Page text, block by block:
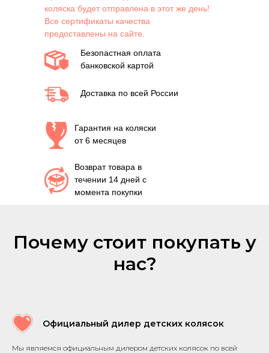
коляска будет отправлена в этот же день!
Все сертификаты качества
предоставлены на сайте.
Возврат товара в
течении 14 дней с
момента покупки
Гарантия на коляски
от 6 месяцев
Безопастная оплата
банковской картой
Доставка по всей России
Почему стоит покупать у
нас?
Официальный дилер детских колясок
Мы являемся официальным дилером детских колясок по всей